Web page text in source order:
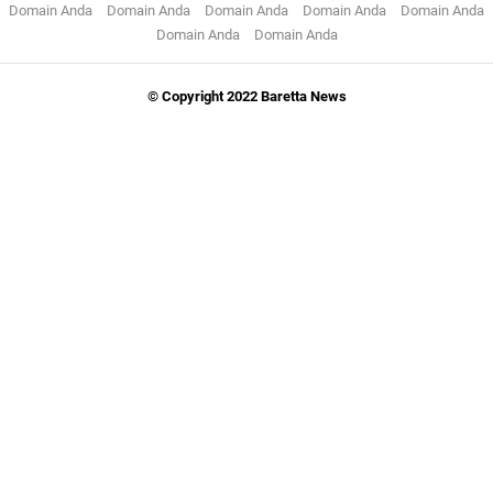
Domain Anda Domain Anda Domain Anda Domain Anda
Domain Anda
Domain Anda
Domain Anda
© Copyright 2022 Baretta News